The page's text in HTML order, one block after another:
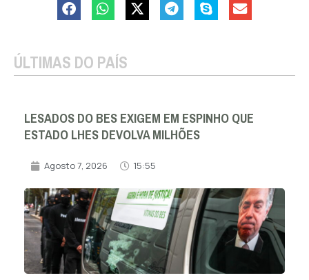
ÚLTIMAS DO PAÍS
LESADOS DO BES EXIGEM EM ESPINHO QUE
ESTADO LHES DEVOLVA MILHÕES
Agosto 7, 2026 15:55